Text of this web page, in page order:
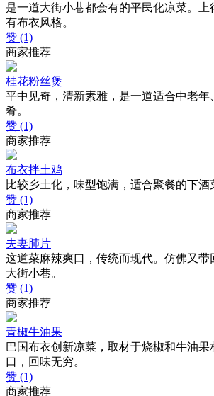
是一道大街小巷都会有的平民化凉菜。上
有布衣风格。
赞 (1)
商家推荐
桂花粉丝煲
平中见奇，清新素雅，是一道适合中老年
肴。
赞 (1)
商家推荐
布衣拌土鸡
比较乡土化，味型饱满，适合聚餐的下酒
赞 (1)
商家推荐
夫妻肺片
这道菜麻辣爽口，传统而现代。仿佛又带
大街小巷。
赞 (1)
商家推荐
青椒牛油果
巴国布衣创新凉菜，取材于烧椒和牛油
口，回味无穷。
赞 (1)
商家推荐